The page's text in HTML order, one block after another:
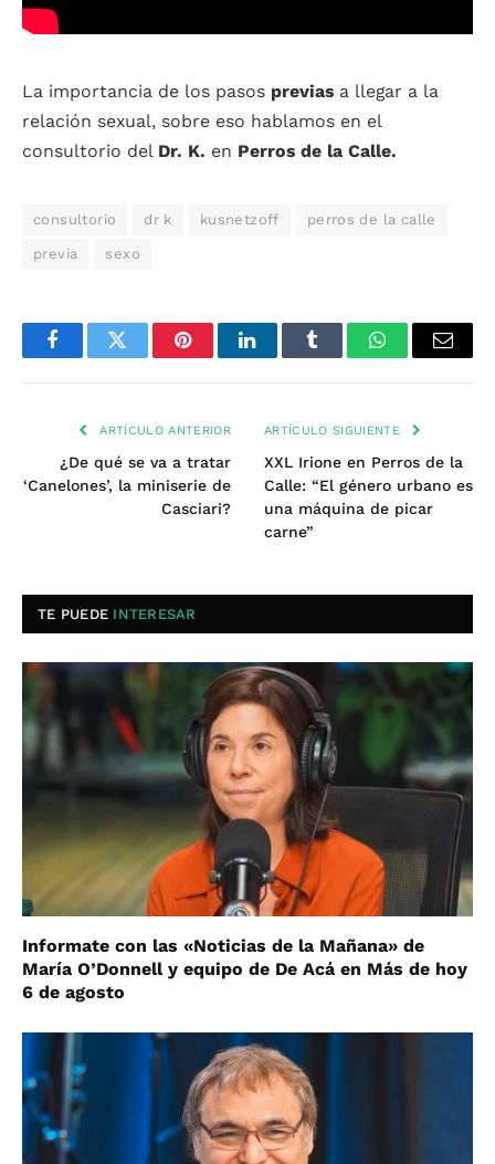
La importancia de los pasos previas a llegar a la
relación sexual, sobre eso hablamos en el
consultorio del Dr. K. en Perros de la Calle.
consultorio dr k kusnetzoff perros de la calle
previa sexo
FacebookTwitter PinterestLinkedInTumblr WhatsAppEmail
ARTÍCULO ANTERIOR
¿De qué se va a tratar
‘Canelones’, la miniserie de
Casciari?
ARTÍCULO SIGUIENTE
XXL Irione en Perros de la
Calle: “El género urbano es
una máquina de picar
carne”
TE PUEDE INTERESAR
Informate con las «Noticias de la Mañana» de
María O’Donnell y equipo de De Acá en Más de hoy
6 de agosto